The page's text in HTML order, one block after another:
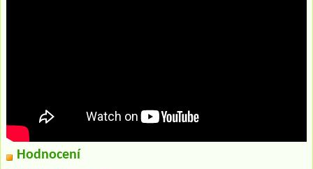
Hodnocení